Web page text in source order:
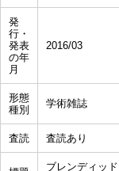
発
行・
発表
の年
月
2016/03
形態
種別
学術雑誌
査読 査読あり
ブレンディッ